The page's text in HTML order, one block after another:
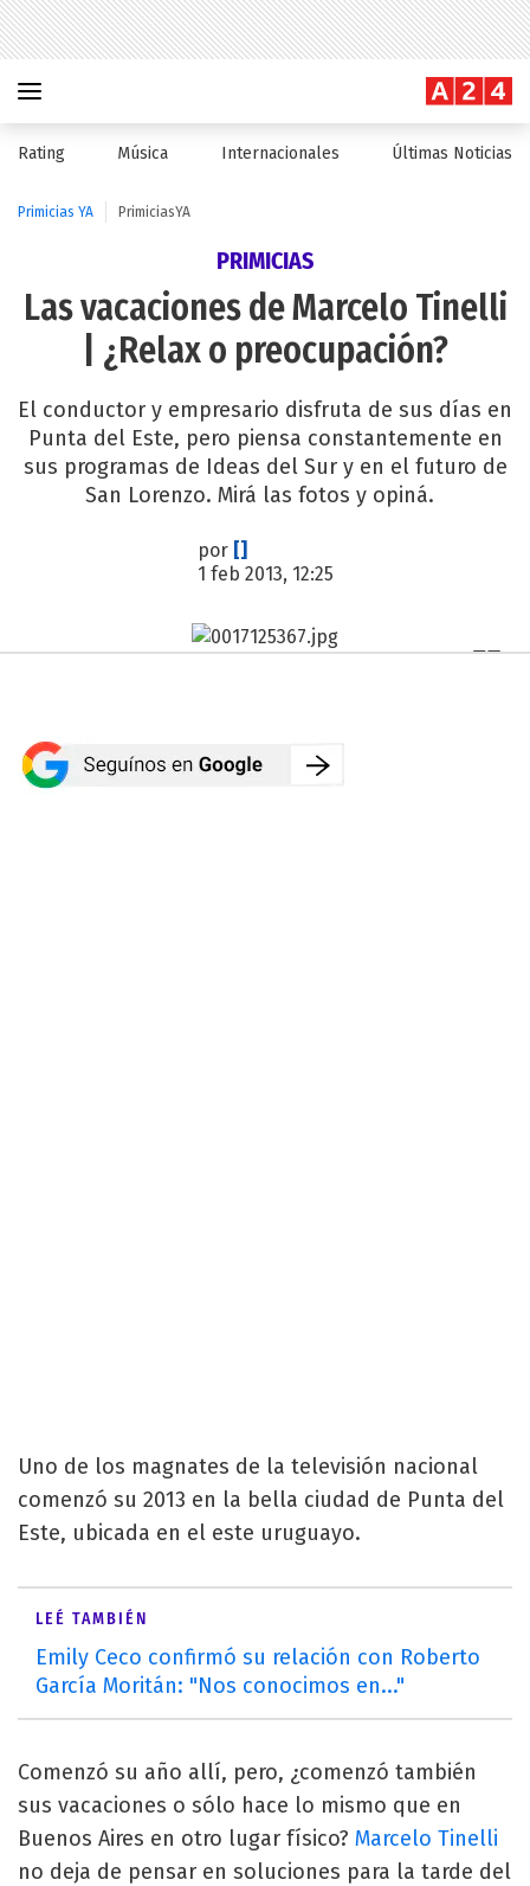
Rating Música Internacionales Últimas Noticias
Primicias YA PrimiciasYA
PRIMICIAS
Las vacaciones de Marcelo Tinelli
| ¿Relax o preocupación?
El conductor y empresario disfruta de sus días en
Punta del Este, pero piensa constantemente en
sus programas de Ideas del Sur y en el futuro de
San Lorenzo. Mirá las fotos y opiná.
por []
1 feb 2013, 12:25
Uno de los magnates de la televisión nacional
comenzó su 2013 en la bella ciudad de Punta del
Este, ubicada en el este uruguayo.
LEÉ TAMBIÉN
Emily Ceco confirmó su relación con Roberto
García Moritán: "Nos conocimos en..."
Comenzó su año allí, pero, ¿comenzó también
sus vacaciones o sólo hace lo mismo que en
Buenos Aires en otro lugar físico? Marcelo Tinelli
no deja de pensar en soluciones para la tarde del